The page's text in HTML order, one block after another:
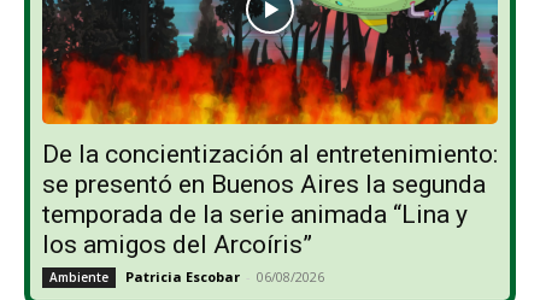
De la concientización al entretenimiento:
se presentó en Buenos Aires la segunda
temporada de la serie animada “Lina y
los amigos del Arcoíris”
Ambiente Patricia Escobar - 06/08/2026